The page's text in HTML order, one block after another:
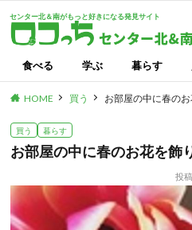
センター北＆南がもっと好きになる発見サイト
食べる 学ぶ 暮らす
HOME 買う お部屋の中に春の
買う 暮らす
お部屋の中に春のお花を飾
投